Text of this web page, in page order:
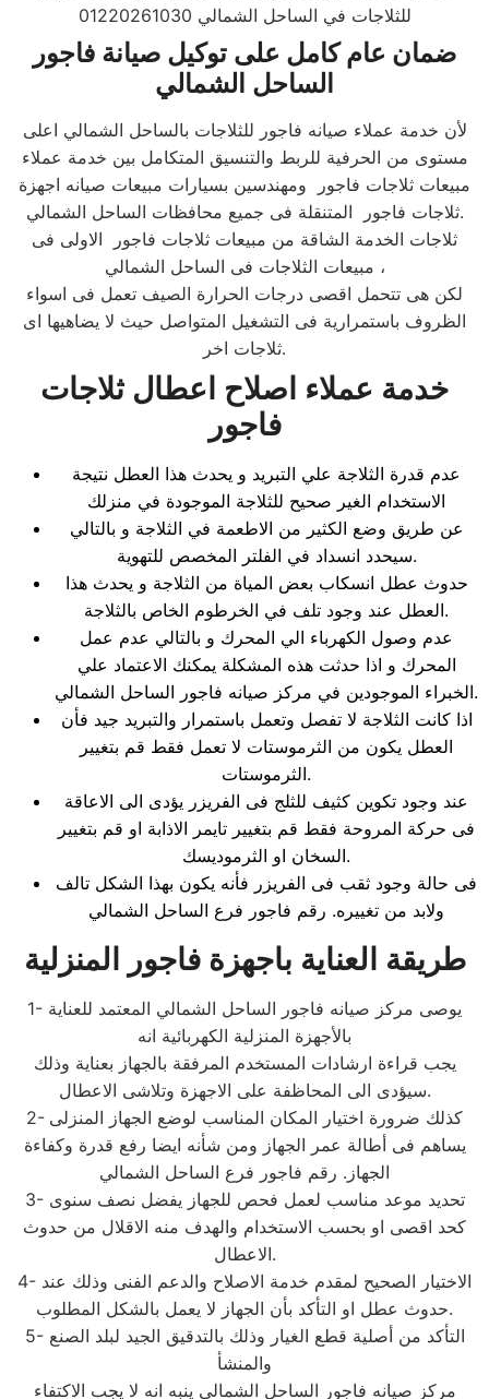
للثلاجات في الساحل الشمالي 01220261030
ضمان عام كامل على توكيل صيانة فاجور
الساحل الشمالي
لأن خدمة عملاء صيانه فاجور للثلاجات بالساحل الشمالي اعلى
مستوى من الحرفية للربط والتنسيق المتكامل بين خدمة عملاء
مبيعات ثلاجات فاجور ومهندسين بسيارات مبيعات صيانه اجهزة
ثلاجات فاجور المتنقلة فى جميع محافظات الساحل الشمالي.
ثلاجات الخدمة الشاقة من مبيعات ثلاجات فاجور الاولى فى
مبيعات الثلاجات فى الساحل الشمالي ،
لكن هى تتحمل اقصى درجات الحرارة الصيف تعمل فى اسواء
الظروف باستمرارية فى التشغيل المتواصل حيث لا يضاهيها اى
ثلاجات اخر.
خدمة عملاء اصلاح اعطال ثلاجات
فاجور
عدم قدرة الثلاجة علي التبريد و يحدث هذا العطل نتيجة
الاستخدام الغير صحيح للثلاجة الموجودة في منزلك
عن طريق وضع الكثير من الاطعمة في الثلاجة و بالتالي
سيحدد انسداد في الفلتر المخصص للتهوية.
حدوث عطل انسكاب بعض المياة من الثلاجة و يحدث هذا
العطل عند وجود تلف في الخرطوم الخاص بالثلاجة.
عدم وصول الكهرباء الي المحرك و بالتالي عدم عمل
المحرك و اذا حدثت هذه المشكلة يمكنك الاعتماد علي
الخبراء الموجودين في مركز صيانه فاجور الساحل الشمالي.
اذا كانت الثلاجة لا تفصل وتعمل باستمرار والتبريد جيد فأن
العطل يكون من الثرموستات لا تعمل فقط قم بتغيير
الثرموستات.
عند وجود تكوين كثيف للثلج فى الفريزر يؤدى الى الاعاقة
فى حركة المروحة فقط قم بتغيير تايمر الاذابة او قم بتغيير
السخان او الثرموديسك.
فى حالة وجود ثقب فى الفريزر فأنه يكون بهذا الشكل تالف
ولابد من تغييره. رقم فاجور فرع الساحل الشمالي
طريقة العناية باجهزة فاجور المنزلية
1- يوصى مركز صيانه فاجور الساحل الشمالي المعتمد للعناية
بالأجهزة المنزلية الكهربائية انه
يجب قراءة ارشادات المستخدم المرفقة بالجهاز بعناية وذلك
سيؤدى الى المحاظفة على الاجهزة وتلاشى الاعطال.
2- كذلك ضرورة اختيار المكان المناسب لوضع الجهاز المنزلى
يساهم فى أطالة عمر الجهاز ومن شأنه ايضا رفع قدرة وكفاءة
الجهاز. رقم فاجور فرع الساحل الشمالي
3- تحديد موعد مناسب لعمل فحص للجهاز يفضل نصف سنوى
كحد اقصى او بحسب الاستخدام والهدف منه الاقلال من حدوث
الاعطال.
4- الاختيار الصحيح لمقدم خدمة الاصلاح والدعم الفنى وذلك عند
حدوث عطل او التأكد بأن الجهاز لا يعمل بالشكل المطلوب.
5- التأكد من أصلية قطع الغيار وذلك بالتدقيق الجيد لبلد الصنع
والمنشأ
مركز صيانه فاجور الساحل الشمالي ينبه انه لا يجب الاكتفاء